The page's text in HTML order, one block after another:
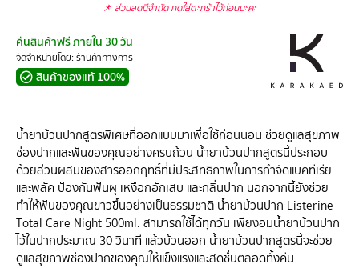
📌 ส่วนลดมีจำกัด กดใส่ตะกร้าไว้ก่อนนะคะ
คืนสินค้าฟรี ภายใน 30 วัน
จัดจำหน่ายโดย: ร้านค้าทางการ
สินค้าของแท้ 100%
น้ำยาบ้วนปากสูตรพิเศษที่ออกแบบมาเพื่อใช้ก่อนนอน ช่วยดูแลสุขภาพ
ช่องปากและฟันของคุณอย่างครบถ้วน น้ำยาบ้วนปากสูตรนี้ประกอบ
ด้วยส่วนผสมของสารออกฤทธิ์ที่มีประสิทธิภาพในการกำจัดแบคทีเรีย
และพลัค ป้องกันฟันผุ เหงือกอักเสบ และกลิ่นปาก นอกจากนี้ยังช่วย
ทำให้ฟันของคุณขาวขึ้นอย่างเป็นธรรมชาติ น้ำยาบ้วนปาก Listerine
Total Care Night 500ml. สามารถใช้ได้ทุกวัน เพียงอมน้ำยาบ้วนปาก
ไว้ในปากประมาณ 30 วินาที แล้วบ้วนออก น้ำยาบ้วนปากสูตรนี้จะช่วย
ดูแลสุขภาพช่องปากของคุณให้แข็งแรงและสดชื่นตลอดทั้งคืน